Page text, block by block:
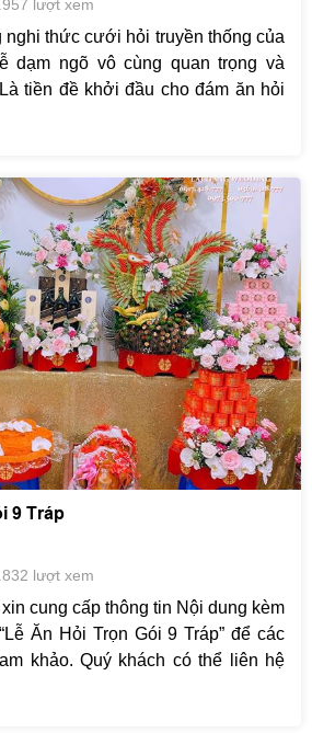
lượt xem
nghi thức cưới hỏi truyền thống của
dạm ngõ vô cùng quan trọng và
tiền đề khởi đầu cho đám ăn hỏi
thuận lợi, lễ dạm ngõ diễn ra đơn
bài viết này, chúng ta cùng nhau
tráp dạm ngõ đẹp nhất trên thị
dàng lựa chọn được tráp ưng ý
9 Tráp
lượt xem
cung cấp thông tin Nội dung kèm
Ăn Hỏi Trọn Gói 9 Tráp” để các
khảo. Quý khách có thể liên hệ
thoại Hotline của Lại Hằng